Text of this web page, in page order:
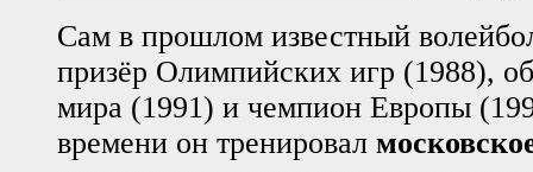
Сам в прошлом известный
призёр Олимпийских игр (1988),
мира (1991) и чемпион Европы
времени он тренировал